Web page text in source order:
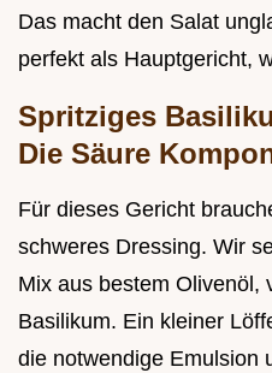
Das macht den Salat
perfekt als Hauptgericht,
Spritziges
Die Säure
Für dieses Gericht
schweres Dressing. Wir
Mix aus bestem Olivenöl,
Basilikum. Ein kleiner
die notwendige Emulsion